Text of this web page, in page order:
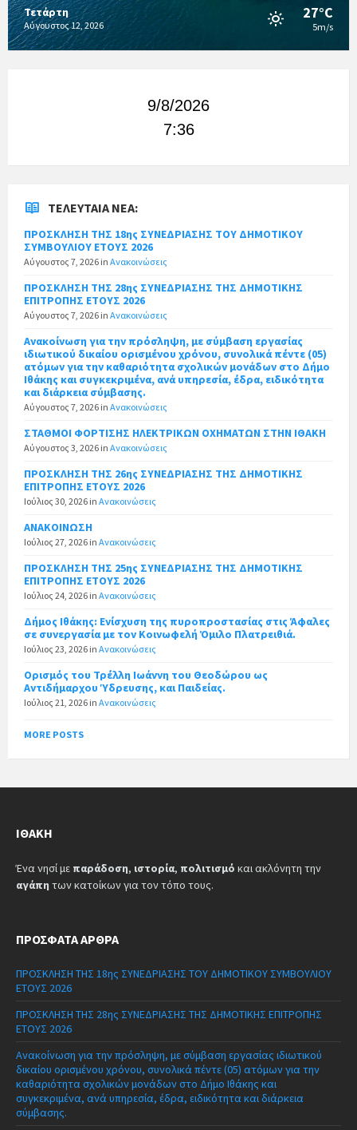
Τετάρτη
Αύγουστος 12, 2026
27°C
5m/s
9/8/2026
7:36
ΤΕΛΕΥΤΑΊΑ ΝΈΑ:
ΠΡΟΣΚΛΗΣΗ ΤΗΣ 18ης ΣΥΝΕΔΡΙΑΣΗΣ ΤΟΥ ΔΗΜΟΤΙΚΟΥ
ΣΥΜΒΟΥΛΙΟΥ ΕΤΟΥΣ 2026
Αύγουστος 7, 2026 in Ανακοινώσεις
ΠΡΟΣΚΛΗΣΗ ΤΗΣ 28ης ΣΥΝΕΔΡΙΑΣΗΣ ΤΗΣ ΔΗΜΟΤΙΚΗΣ
ΕΠΙΤΡΟΠΗΣ ΕΤΟΥΣ 2026
Αύγουστος 7, 2026 in Ανακοινώσεις
Ανακοίνωση για την πρόσληψη, με σύμβαση εργασίας
ιδιωτικού δικαίου ορισμένου χρόνου, συνολικά πέντε (05)
ατόμων για την καθαριότητα σχολικών μονάδων στο Δήμο
Ιθάκης και συγκεκριμένα, ανά υπηρεσία, έδρα, ειδικότητα
και διάρκεια σύμβασης.
Αύγουστος 7, 2026 in Ανακοινώσεις
ΣΤΑΘΜΟΙ ΦΟΡΤΙΣΗΣ ΗΛΕΚΤΡΙΚΩΝ ΟΧΗΜΑΤΩΝ ΣΤΗΝ ΙΘΑΚΗ
Αύγουστος 3, 2026 in Ανακοινώσεις
ΠΡΟΣΚΛΗΣΗ ΤΗΣ 26ης ΣΥΝΕΔΡΙΑΣΗΣ ΤΗΣ ΔΗΜΟΤΙΚΗΣ
ΕΠΙΤΡΟΠΗΣ ΕΤΟΥΣ 2026
Ιούλιος 30, 2026 in Ανακοινώσεις
ΑΝΑΚΟΙΝΩΣΗ
Ιούλιος 27, 2026 in Ανακοινώσεις
ΠΡΟΣΚΛΗΣΗ ΤΗΣ 25ης ΣΥΝΕΔΡΙΑΣΗΣ ΤΗΣ ΔΗΜΟΤΙΚΗΣ
ΕΠΙΤΡΟΠΗΣ ΕΤΟΥΣ 2026
Ιούλιος 24, 2026 in Ανακοινώσεις
Δήμος Ιθάκης: Ενίσχυση της πυροπροστασίας στις Άφαλες
σε συνεργασία με τον Κοινωφελή Όμιλο Πλατρειθιά.
Ιούλιος 23, 2026 in Ανακοινώσεις
Ορισμός του Τρέλλη Ιωάννη του Θεοδώρου ως
Αντιδήμαρχου Ύδρευσης, και Παιδείας.
Ιούλιος 21, 2026 in Ανακοινώσεις
MORE POSTS
ΙΘΆΚΗ
Ένα νησί με παράδοση, ιστορία, πολιτισμό και ακλόνητη την
αγάπη των κατοίκων για τον τόπο τους.
ΠΡΌΣΦΑΤΑ ΆΡΘΡΑ
ΠΡΟΣΚΛΗΣΗ ΤΗΣ 18ης ΣΥΝΕΔΡΙΑΣΗΣ ΤΟΥ ΔΗΜΟΤΙΚΟΥ ΣΥΜΒΟΥΛΙΟΥ
ΕΤΟΥΣ 2026
ΠΡΟΣΚΛΗΣΗ ΤΗΣ 28ης ΣΥΝΕΔΡΙΑΣΗΣ ΤΗΣ ΔΗΜΟΤΙΚΗΣ ΕΠΙΤΡΟΠΗΣ
ΕΤΟΥΣ 2026
Ανακοίνωση για την πρόσληψη, με σύμβαση εργασίας ιδιωτικού
δικαίου ορισμένου χρόνου, συνολικά πέντε (05) ατόμων για την
καθαριότητα σχολικών μονάδων στο Δήμο Ιθάκης και
συγκεκριμένα, ανά υπηρεσία, έδρα, ειδικότητα και διάρκεια
σύμβασης.